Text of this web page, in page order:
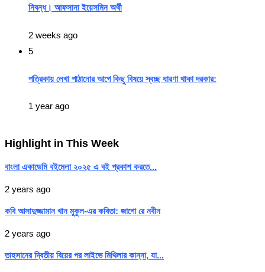
নিবন্ধ। আফসানা ইয়েসমিন অর্থী
2 weeks ago
5
পত্রিকায় লেখা পাঠানোর আগে কিছু বিষয়ে স্বচ্ছ ধারণা থাকা দরকার:
1 year ago
Highlight in This Week
বাংলা একাডেমি বইমেলা ২০২৫ এ বই প্রকাশ করতে...
2 years ago
কবি আসাদুজ্জামান খান মুকুল-এর কবিতা: জাগো রে নবীন
2 years ago
তাহসানের দ্বিতীয় বিয়ের পর লাইভে মিথিলার কান্না, যা...